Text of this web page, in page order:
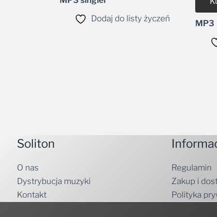
Dodaj do listy życzeń
MP3
Soliton
O nas
Dystrybucja muzyki
Kontakt
Regulamin
Zakup i
Polityka